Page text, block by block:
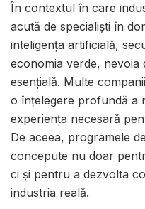
În contextul în care
acută de specialiști în
inteligența artificială,
economia verde, nevoia
esențială. Multe
o înțelegere profundă a
experiența necesară
De aceea, programele
concepute nu doar
ci și pentru a dezvolta
industria reală.